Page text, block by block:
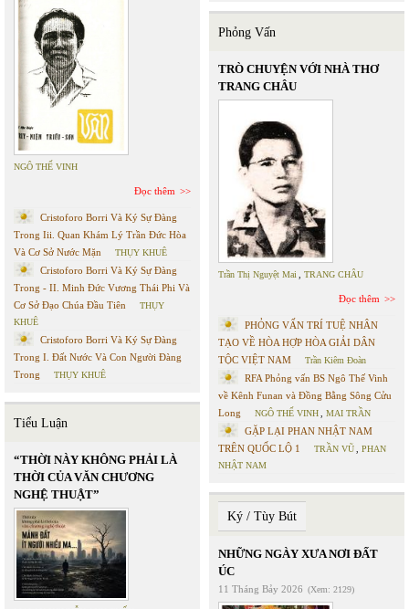
NGÔ THẾ VINH
Đọc thêm
Cristoforo Borri Và Ký Sự Đàng
Trong Iii. Quan Khám Lý Trần Đức Hòa
Và Cơ Sở Nước Mặn
THỤY KHUÊ
Cristoforo Borri Và Ký Sự Đàng
Trong - II. Minh Đức Vương Thái Phi Và
Cơ Sở Đạo Chúa Đầu Tiên
THỤY
KHUÊ
Cristoforo Borri Và Ký Sự Đàng
Trong I. Đất Nước Và Con Người Đàng
Trong
THỤY KHUÊ
Tiểu Luận
“THỜI NÀY KHÔNG PHẢI LÀ
THỜI CỦA VĂN CHƯƠNG
NGHỆ THUẬT”
Phỏng Vấn
TRÒ CHUYỆN VỚI NHÀ THƠ
TRANG CHÂU
Trần Thị Nguyệt Mai TRANG CHÂU
Đọc thêm
PHỎNG VẤN TRÍ TUỆ NHÂN
TẠO VỀ HÒA HỢP HÒA GIẢI DÂN
TỘC VIỆT NAM
Trần Kiêm Đoàn
RFA Phỏng vấn BS Ngô Thế Vinh
về Kênh Funan và Đồng Bằng Sông Cửu
Long
NGÔ THẾ VINH MAI TRẦN
GẶP LẠI PHAN NHẬT NAM
TRÊN QUỐC LỘ 1
TRẦN VŨ
PHAN
NHẬT NAM
Ký / Tùy Bút
NHỮNG NGÀY XƯA NƠI ĐẤT
ÚC
11 Tháng Bảy 2026 (Xem: 2129)